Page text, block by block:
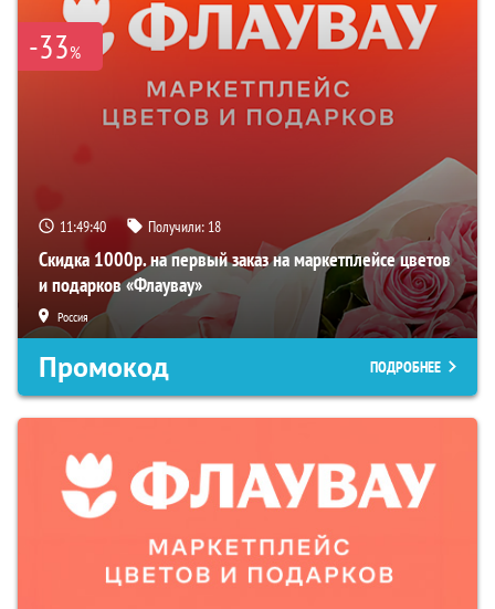
-33%
11:49:39 Получили: 18
Скидка 1000р. на первый заказ на маркетплейсе цветов
и подарков «Флаувау»
Россия
Промокод ПОДРОБНЕЕ